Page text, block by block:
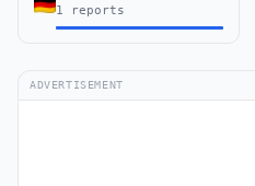
1 reports
ADVERTISEMENT